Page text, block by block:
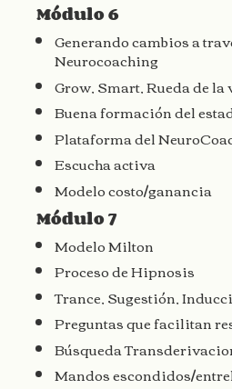
Módulo 6
Generando cambios a
Neurocoaching
Grow, Smart, Rueda de la
Buena formación del
Plataforma del
Escucha activa
Modelo costo/ganancia
Módulo 7
Modelo Milton
Proceso de Hipnosis
Trance, Sugestión,
Preguntas que facilitan
Búsqueda
Mandos escondidos/